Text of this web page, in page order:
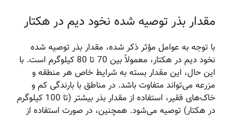
مقدار بذر توصیه شده نخود دیم در هکتار
با توجه به عوامل مؤثر ذکر شده، مقدار بذر توصیه شده
نخود دیم در هکتار، معمولاً بین 70 تا 80 کیلوگرم است. با
این حال، این مقدار بسته به شرایط خاص هر منطقه و
مزرعه می‌تواند متفاوت باشد. در مناطق با بارندگی کم و
خاک‌های فقیر، استفاده از مقدار بذر بیشتر (تا 100 کیلوگرم
در هکتار) توصیه می‌شود. همچنین، در صورت استفاده از